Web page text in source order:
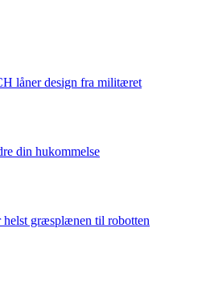
låner design fra militæret
din hukommelse
helst græsplænen til robotten